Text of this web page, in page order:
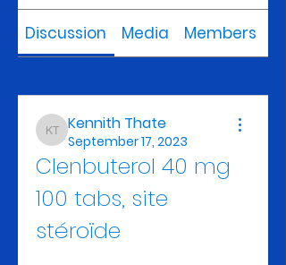
Discussion Media Members
Kennith Thate
Kennith Thate
September 17, 2023
Clenbuterol 40 mg
100 tabs, site
stéroïde